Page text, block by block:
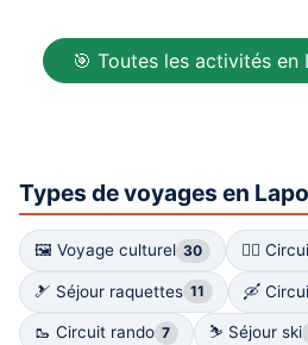
🎯 Toutes les activités en
Types de voyages en
🖼 Voyage culturel 30 🚴‍♀️
🎿 Séjour raquettes 11 🛶
🥾 Circuit rando 7 ⛷ Séjour ski